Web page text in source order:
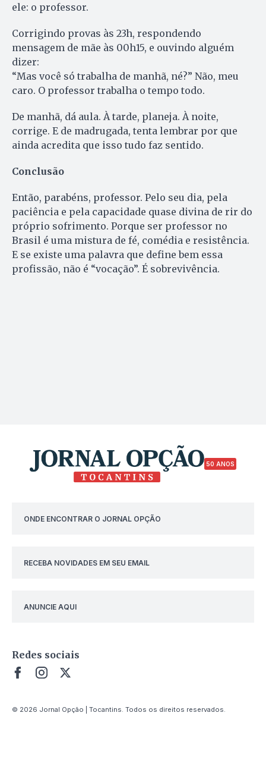
ele: o professor.
Corrigindo provas às 23h, respondendo
mensagem de mãe às 00h15, e ouvindo alguém
dizer:
“Mas você só trabalha de manhã, né?” Não, meu
caro. O professor trabalha o tempo todo.
De manhã, dá aula. À tarde, planeja. À noite,
corrige. E de madrugada, tenta lembrar por que
ainda acredita que isso tudo faz sentido.
Conclusão
Então, parabéns, professor. Pelo seu dia, pela
paciência e pela capacidade quase divina de rir do
próprio sofrimento. Porque ser professor no
Brasil é uma mistura de fé, comédia e resistência.
E se existe uma palavra que define bem essa
profissão, não é “vocação”. É sobrevivência.
50 ANOS
ONDE ENCONTRAR O JORNAL OPÇÃO
RECEBA NOVIDADES EM SEU EMAIL
ANUNCIE AQUI
Redes sociais
© 2026 Jornal Opção | Tocantins. Todos os direitos reservados.